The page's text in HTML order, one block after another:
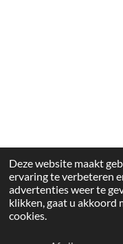
Deze website maakt
ervaring te verbeteren
advertenties weer te
klikken, gaat u akkoord
cookies.
© 2024 - 2026